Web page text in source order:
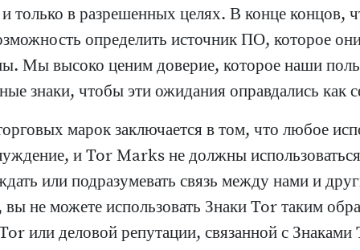
только в разрешенных целях. В конце концов,
определить источник ПО, которое
Мы высоко ценим доверие, которое наши
знаки, чтобы эти ожидания оправдались как
марок заключается в том, что любое
и Tor Marks не должны
или подразумевать связь между нами и
не можете использовать Знаки Tor таким
или деловой репутации, связанной с Знаками